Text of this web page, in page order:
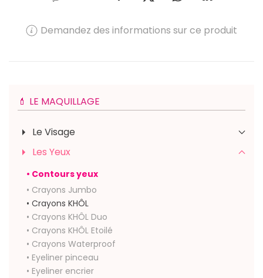
Demandez des informations sur ce produit
💄 LE MAQUILLAGE
Le Visage
Les Yeux
• Contours yeux
• Crayons Jumbo
• Crayons KHÔL
• Crayons KHÔL Duo
• Crayons KHÔL Etoilé
• Crayons Waterproof
• Eyeliner pinceau
• Eyeliner encrier